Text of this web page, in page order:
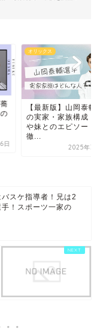
日
横浜DeNAベイスターズ
京田陽太選手の実家
構成｜両親はどんな
兄弟はいるの？
スケ指導者！兄は2
！スポーツ一家の